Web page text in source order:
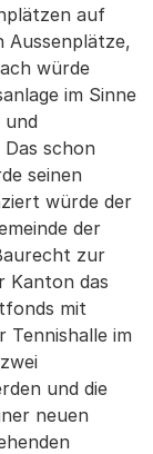
auf
Aussenplätze,
würde
im Sinne
und
schon
seinen
würde der
der
zur
Kanton das
mit
Tennishalle im
und die
neuen